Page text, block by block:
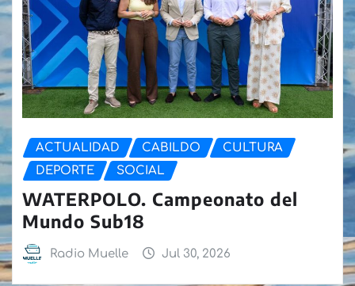
ACTUALIDAD CABILDO
CULTURA
DEPORTE
SOCIAL
WATERPOLO. Campeonato del
Mundo Sub18
Radio Muelle Jul 30, 2026